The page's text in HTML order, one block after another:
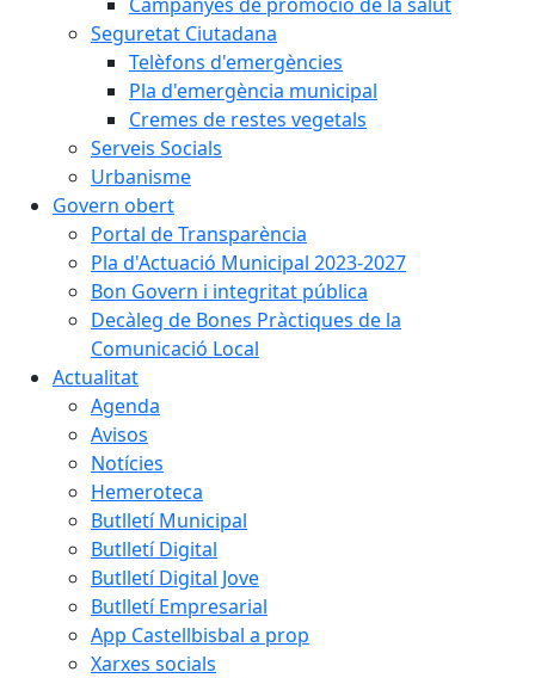
Seguretat Ciutadana
Telèfons d'emergències
Pla d'emergència municipal
Cremes de restes vegetals
Serveis Socials
Urbanisme
Govern obert
Portal de Transparència
Pla d'Actuació Municipal 2023-2027
Bon Govern i integritat pública
Decàleg de Bones Pràctiques de la
Comunicació Local
Actualitat
Agenda
Avisos
Notícies
Hemeroteca
Butlletí Municipal
Butlletí Digital
Butlletí Digital Jove
Butlletí Empresarial
App Castellbisbal a prop
Xarxes socials